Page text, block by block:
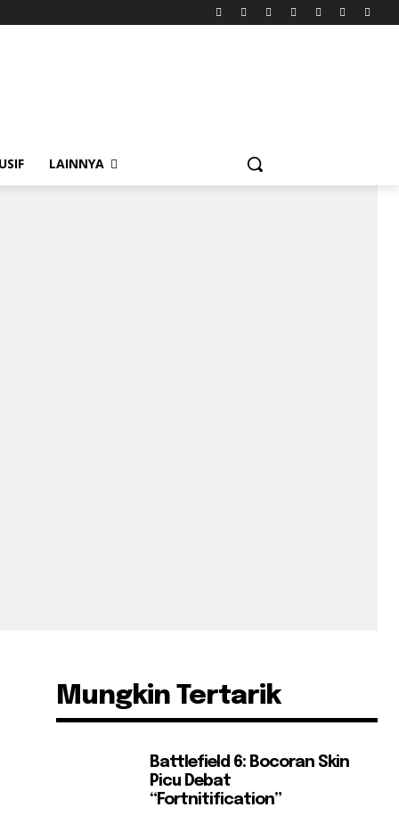
LAINNYA
Mungkin Tertarik
Battlefield 6: Bocoran Skin
Picu Debat
“Fortnitification”